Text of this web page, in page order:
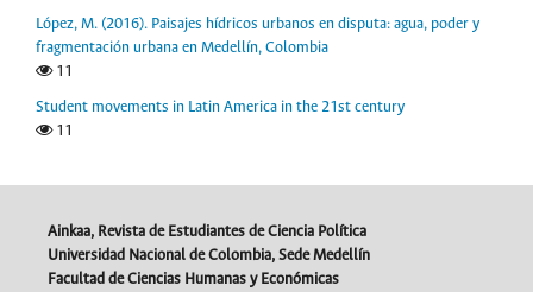
López, M. (2016). Paisajes hídricos urbanos en disputa: agua, poder y
fragmentación urbana en Medellín, Colombia
11
Student movements in Latin America in the 21st century
11
Ainkaa, Revista de Estudiantes de Ciencia Política
Universidad Nacional de Colombia, Sede Medellín
Facultad de Ciencias Humanas y Económicas